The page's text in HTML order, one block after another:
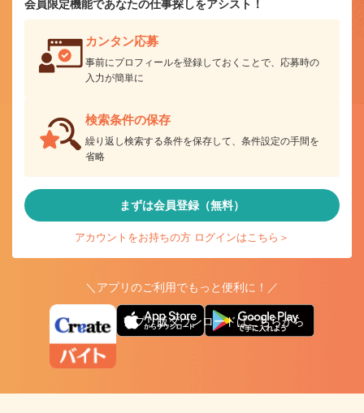
会員限定機能であなたの仕事探しをアシスト！
カンタン応募
事前にプロフィールを登録しておくことで、応募時の
入力が簡単に
検索条件の保存
繰り返し検索する条件を保存して、条件設定の手間を
省略
まずは会員登録（無料）
アカウントをお持ちの方 ログインはこちら＞
＼アプリのご利用でもっと便利に！／
アプリ版ダウンロードはこちらから